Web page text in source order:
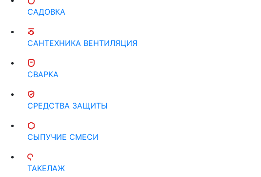
САДОВКА
САНТЕХНИКА ВЕНТИЛЯЦИЯ
СВАРКА
СРЕДСТВА ЗАЩИТЫ
СЫПУЧИЕ СМЕСИ
ТАКЕЛАЖ